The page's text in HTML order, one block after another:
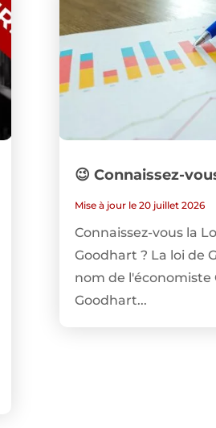
😉 Connaissez-
Mise à jour le 20 juillet 2026
Connaissez-vous la
Goodhart ? La loi de
nom de l'économiste
Goodhart...